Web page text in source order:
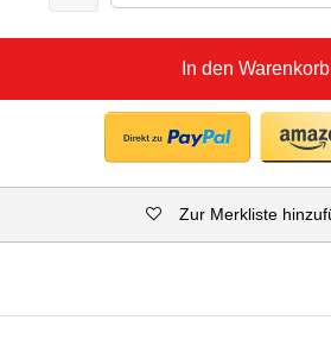
In den Warenkorb
Zur Merkliste